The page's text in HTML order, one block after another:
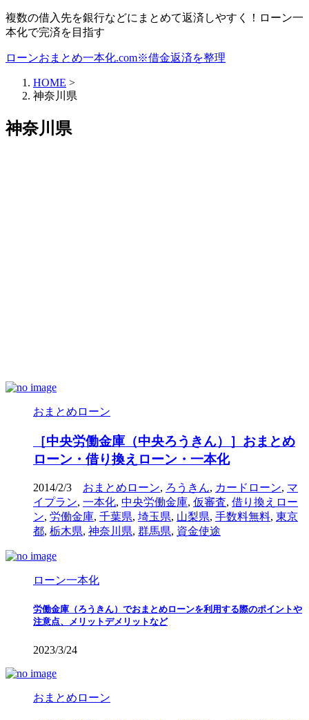
複数の借入先を銀行などにまとめて返済しやすく！ローン一
本化で完済を目指す
ローンおまとめ一本化.com※借金返済を整理
HOME >
神奈川県
神奈川県
おまとめローン
［中央労働金庫（中央ろうきん）］おまとめ
ローン・借り換えローン・一本化
2014/2/3 おまとめローン, ろうきん, カードローン, マ
イプラン, 一本化, 中央労働金庫, 仮審査, 借り換えロー
ン, 労働金庫, 千葉県, 埼玉県, 山梨県, 手数料無料, 東京
都, 栃木県, 神奈川県, 群馬県, 資金使途
ローン一本化
労働金庫（ろうきん）でおまとめローンを利用する際のポイントや
注意点、メリットデメリットなど
2023/3/24
おまとめローン